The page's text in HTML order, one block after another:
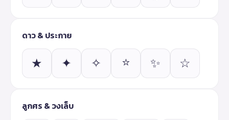
ดาว & ประกาย
★ ✦ ✧ ⭐ ✨ ☆
ลูกศร & วงเล็บ